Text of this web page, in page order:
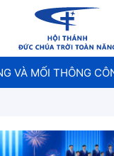
VÀ MỐI THÔNG